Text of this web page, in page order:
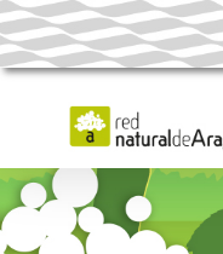
Skip
to
main